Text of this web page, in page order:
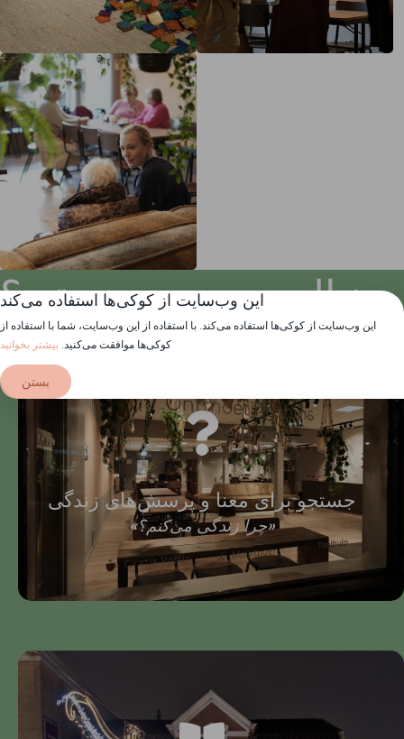
دنبال چه چیزی هستید؟
جستجو برای معنا و پرسش‌های زندگی
«چرا زندگی می‌کنم؟»
این وب‌سایت از کوکی‌ها استفاده می‌کند
این وب‌سایت از کوکی‌ها استفاده می‌کند. با استفاده از این وب‌سایت، شما با استفاده از
کوکی‌ها موافقت می‌کنید. بیشتر بخوانید
بستن